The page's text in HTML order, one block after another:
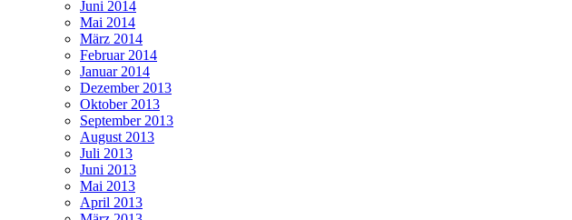
Juni 2014
Mai 2014
März 2014
Februar 2014
Januar 2014
Dezember 2013
Oktober 2013
September 2013
August 2013
Juli 2013
Juni 2013
Mai 2013
April 2013